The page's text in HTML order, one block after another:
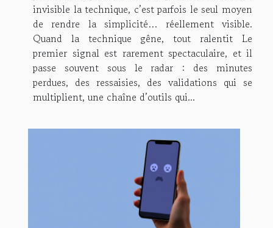
invisible la technique, c’est parfois le seul moyen
de rendre la simplicité… réellement visible.
Quand la technique gêne, tout ralentit Le
premier signal est rarement spectaculaire, et il
passe souvent sous le radar : des minutes
perdues, des ressaisies, des validations qui se
multiplient, une chaîne d’outils qui...